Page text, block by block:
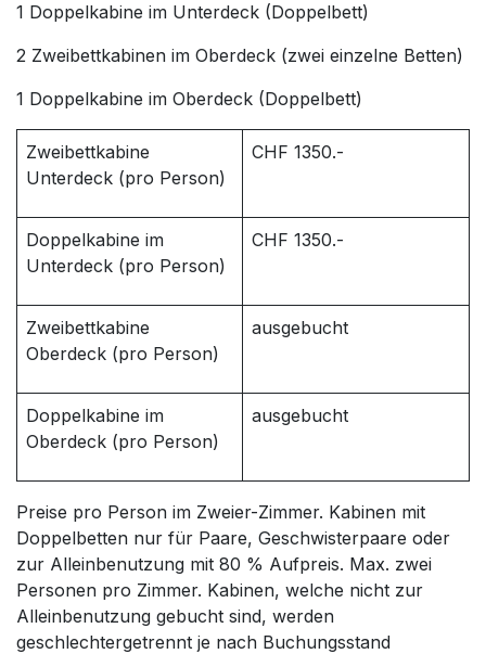
1 Doppelkabine im Unterdeck (Doppelbett)
2 Zweibettkabinen im Oberdeck (zwei einzelne Betten)
1 Doppelkabine im Oberdeck (Doppelbett)
Zweibettkabine
Unterdeck (pro Person)
CHF 1350.-
Doppelkabine im
Unterdeck (pro Person)
CHF 1350.-
Zweibettkabine
Oberdeck (pro Person)
ausgebucht
Doppelkabine im
Oberdeck (pro Person)
ausgebucht
Preise pro Person im Zweier-Zimmer. Kabinen mit
Doppelbetten nur für Paare, Geschwisterpaare oder
zur Alleinbenutzung mit 80 % Aufpreis. Max. zwei
Personen pro Zimmer. Kabinen, welche nicht zur
Alleinbenutzung gebucht sind, werden
geschlechtergetrennt je nach Buchungsstand